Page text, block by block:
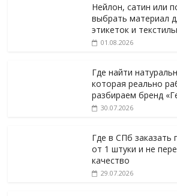
Нейлон, сатин или
выбрать материал
этикеток и
01.08.2026
Где найти
которая реально
разбираем бренд
30.07.2026
Где в СПб заказать
от 1 штуки и не
качество
29.07.2026